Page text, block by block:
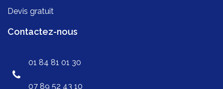
Devis gratuit
Contactez-nous
01 84 81 01 30
07 89 52 43 10